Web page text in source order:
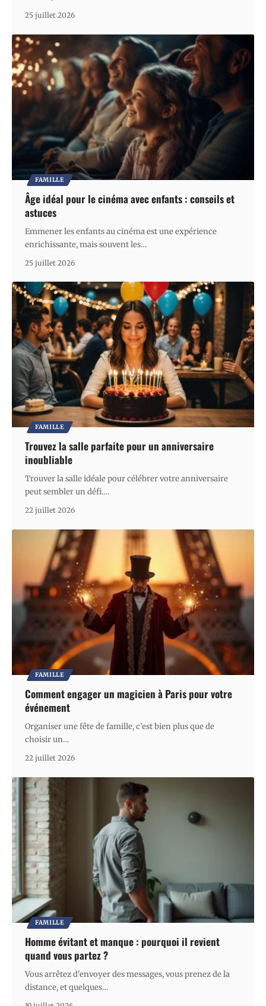
25 juillet 2026
FAMILLE
Âge idéal pour le cinéma avec enfants : conseils et
astuces
Emmener les enfants au cinéma est une expérience
enrichissante, mais souvent les…
25 juillet 2026
FAMILLE
Trouvez la salle parfaite pour un anniversaire
inoubliable
Trouver la salle idéale pour célébrer votre anniversaire
peut sembler un défi.…
22 juillet 2026
FAMILLE
Comment engager un magicien à Paris pour votre
événement
Organiser une fête de famille, c’est bien plus que de
choisir un…
22 juillet 2026
FAMILLE
Homme évitant et manque : pourquoi il revient
quand vous partez ?
Vous arrêtez d'envoyer des messages, vous prenez de la
distance, et quelques…